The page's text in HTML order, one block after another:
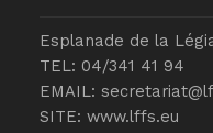
Esplanade de la
TEL: 04/341 41 94
EMAIL:
SITE: www.lffs.eu